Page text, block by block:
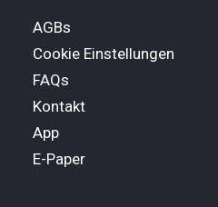
AGBs
Cookie Einstellungen
FAQs
Kontakt
App
E-Paper